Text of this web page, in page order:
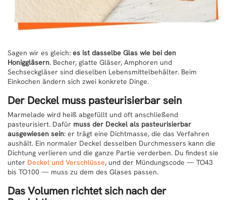
Sagen wir es gleich: es ist dasselbe Glas wie bei den
Honiggläsern. Becher, glatte Gläser, Amphoren und
Sechseckgläser sind dieselben Lebensmittelbehälter. Beim
Einkochen ändern sich zwei konkrete Dinge.
Der Deckel muss pasteurisierbar sein
Marmelade wird heiß abgefüllt und oft anschließend
pasteurisiert. Dafür muss der Deckel als pasteurisierbar
ausgewiesen sein: er trägt eine Dichtmasse, die das Verfahren
aushält. Ein normaler Deckel desselben Durchmessers kann die
Dichtung verlieren und die ganze Partie verderben. Du findest sie
unter Deckel und Verschlüsse, und der Mündungscode — TO43
bis TO100 — muss zu dem des Glases passen.
Das Volumen richtet sich nach der